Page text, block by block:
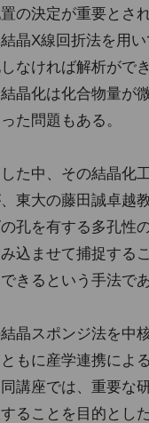
の決定が重要とさ
晶X線回折法を用
なければ解析がで
晶化は化合物量が
た問題もある。
た中、その結晶化
東大の藤田誠卓越
孔を有する多孔性
込ませて捕捉する
きるという手法であ
晶スポンジ法を中
もに産学連携によ
同講座では、重要な
ることを目的とし